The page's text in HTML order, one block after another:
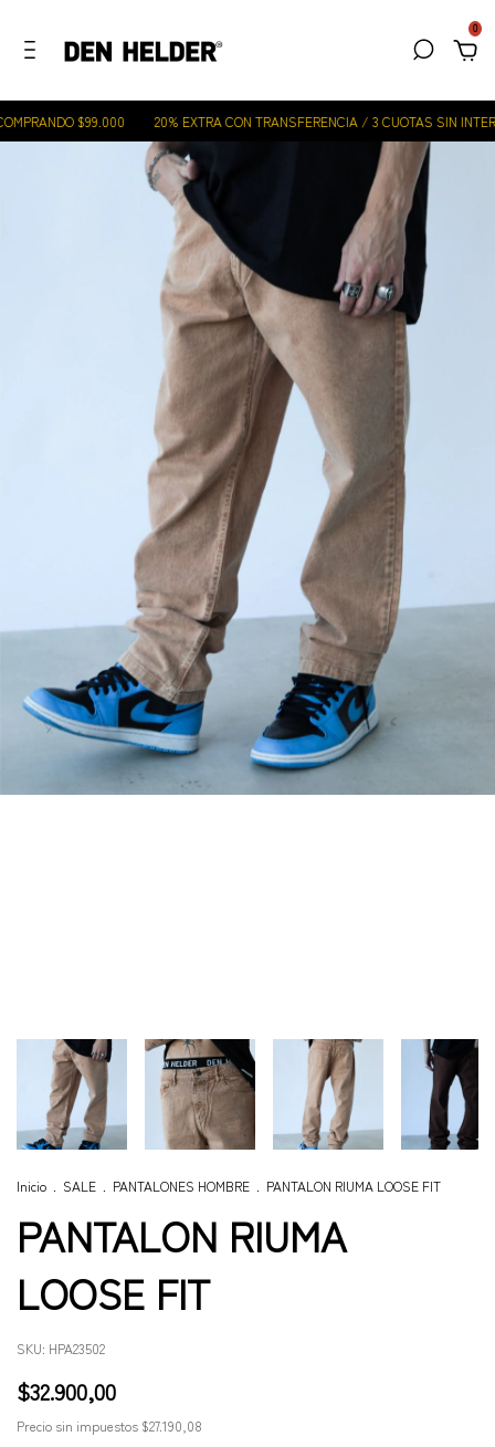
0
$99.000 20% EXTRA CON TRANSFERENCIA / 3 CUOTAS SIN
Inicio SALE PANTALONES HOMBRE PANTALON RIUMA LOOSE FIT
PANTALON RIUMA
LOOSE FIT
SKU: HPA23502
$32.900,00
Precio sin impuestos $27.190,08